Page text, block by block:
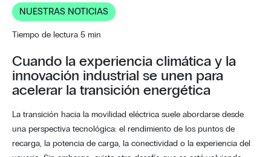
NUESTRAS NOTICIAS
Tiempo de lectura 5 min
Cuando la experiencia climática y la
innovación industrial se unen para
acelerar la transición energética
La transición hacia la movilidad eléctrica suele abordarse desde
una perspectiva tecnológica: el rendimiento de los puntos de
recarga, la potencia de carga, la conectividad o la experiencia del